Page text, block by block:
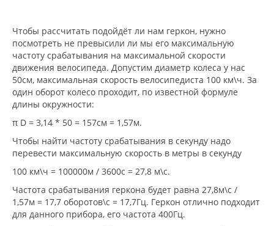
Чтобы рассчитать подойдёт ли нам геркон, нужно
посмотреть не превысили ли мы его максимальную
частоту срабатывания на максимальной скорости
движения велосипеда. Допустим диаметр колеса у нас
50см, максимальная скорость велосипедиста 100 км\ч. За
один оборот колесо проходит, по известной формуле
длины окружности:
π D = 3,14 * 50 = 157см = 1,57м.
Чтобы найти частоту срабатывания в секунду надо
перевести максимальную скорость в метры в секунду
100 км\ч = 100000м / 3600с = 27,8 м\с.
Частота срабатывания геркона будет равна 27,8м\с /
1,57м = 17,7 оборотов\с = 17,7Гц. Геркон отлично подходит
для данного прибора, его частота 400Гц.